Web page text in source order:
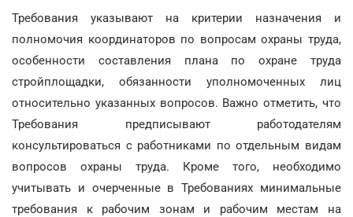
Требования указывают на критерии назначения и
полномочия координаторов по вопросам охраны труда,
особенности составления плана по охране труда
стройплощадки, обязанности уполномоченных лиц
относительно указанных вопросов. Важно отметить, что
Требования предписывают работодателям
консультироваться с работниками по отдельным видам
вопросов охраны труда. Кроме того, необходимо
учитывать и очерченные в Требованиях минимальные
требования к рабочим зонам и рабочим местам на